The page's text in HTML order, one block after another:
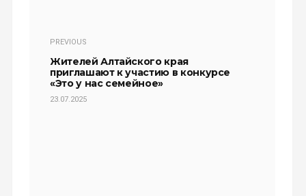
PREVIOUS
Жителей Алтайского края
приглашают к участию в конкурсе
«Это у нас семейное»
23.07.2025